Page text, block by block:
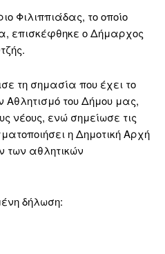
Φιλιππιάδας, το οποίο
επισκέφθηκε ο Δήμαρχος
τη σημασία που έχει το
Αθλητισμό του Δήμου μας,
νέους, ενώ σημείωσε τις
η Δημοτική Αρχή
των αθλητικών
δήλωση: